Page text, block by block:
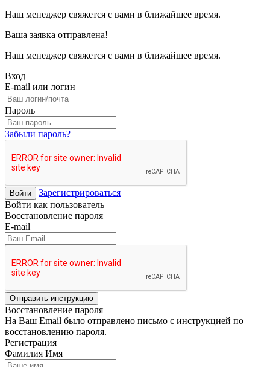
Наш менеджер свяжется с вами в ближайшее время.
Ваша заявка отправлена!
Наш менеджер свяжется с вами в ближайшее время.
Вход
E-mail или логин
Пароль
Забыли пароль?
Войти
Зарегистрироваться
Войти как пользователь
Восстановление пароля
E-mail
Отправить инструкцию
Восстановление пароля
На Ваш Email было отправлено письмо с инструкцией по
восстановлению пароля.
Регистрация
Фамилия Имя